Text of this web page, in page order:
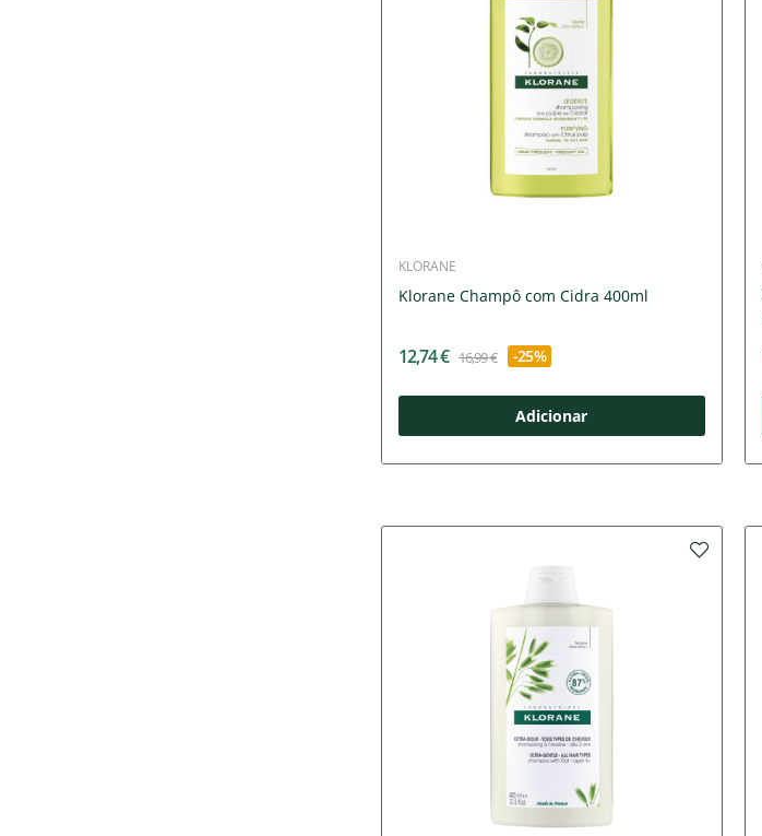
KLORANE
Klorane Champô com Cidra 400ml
12,74 € 16,99 € -25%
Adicionar